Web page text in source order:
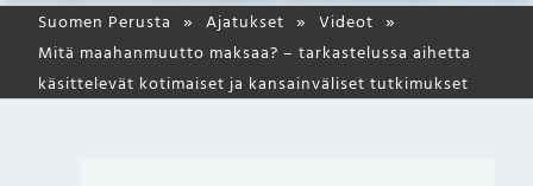
Suomen Perusta Ajatukset
Videot
Mitä maahanmuutto maksaa? – tarkastelussa aihetta
käsittelevät kotimaiset ja kansainväliset tutkimukset